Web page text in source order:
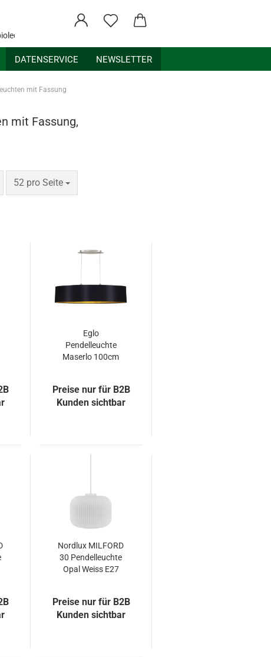
DATENSERVICE NEWSLETTER
mit Fassung
mit Fassung,
52 pro Seite
pro Seite
Eglo
Pendelleuchte
Maserlo 100cm
Preise nur für B2B
Kunden sichtbar
Nordlux MILFORD
30 Pendelleuchte
Opal Weiss E27
Preise nur für B2B
Kunden sichtbar